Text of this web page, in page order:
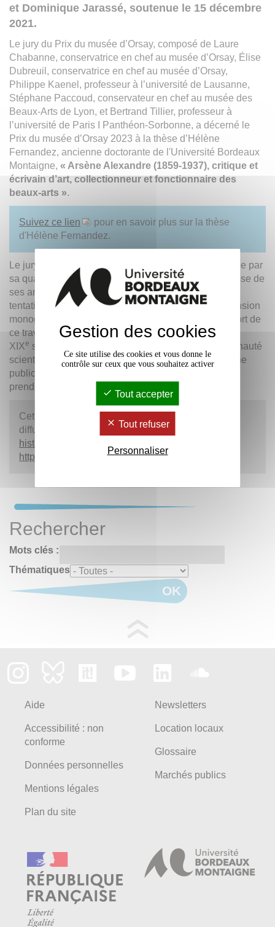
et Dominique Jarassé, soutenue le 15 décembre
2021.
Le jury du Prix du musée d’Orsay, composé de Laure
Chabanne, conservatrice en chef au musée d’Orsay, Élise
Dubreuil, conservatrice en chef au musée d’Orsay,
Philippe Kaenel, professeur à l’université de Lausanne,
Stéphane Paccoud, conservateur en chef au musée des
Beaux-Arts de Lyon, et Bertrand Tillier, professeur à
l’université de Paris I Panthéon-Sorbonne, a décerné le
Prix du musée d’Orsay 2023 à la thèse d’Hélène
Fernandez, ancienne doctorante de l'Université Bordeaux
Montaigne, « Arsène Alexandre (1859-1937), critique et
écrivain d’art, collectionneur et fonctionnaire des
beaux-arts ».
Suivez ce lien
pour en savoir plus sur la thèse
d'Hélène Fernandez.
Le jury a souhaité récompenser un travail remarquable par
sa qualité formelle ainsi que par l’ampleur et la richesse de
ses annexes. L’approche, rigoureuse, échappe à la
tentation de réhabilitation qui limite parfois l’appréhension
monographique des personnalités complexes. L’apport de
ce travail est manifeste pour l’histoire de l’art du
XIXe siècle : son succès et son utilité dans la communauté
scientifique semblent certains et le jury se réjouit d’une
publication qui permettra à un public plus vaste d’en
prendre connaissance.
Cette actualité a été réalisée à partir d'un article
diffusé sur le carnet du
Centre de recherches en
histoire de l’art – F.-G. Pariset (UR538)
https://pariset.hypotheses.org/6381
Rechercher
Mots clés :
Thématiques
OK
Aide
Accessibilité : non
conforme
Données personnelles
Mentions légales
Plan du site
Newsletters
Location locaux
Glossaire
Marchés publics
Gestion des cookies
Ce site utilise des cookies et vous donne le
contrôle sur ceux que vous souhaitez activer
Tout accepter
Tout refuser
Personnaliser